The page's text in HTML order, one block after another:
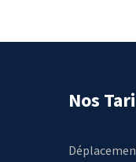
Nos